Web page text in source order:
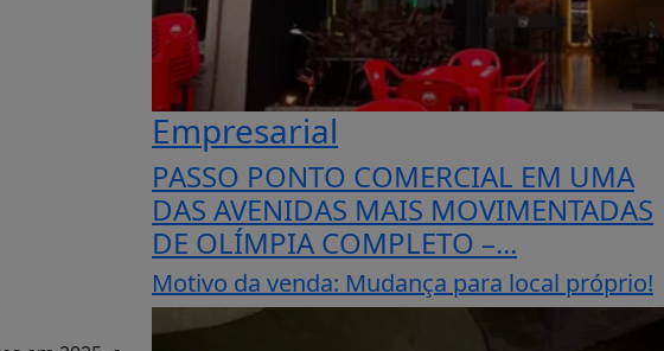
Empresarial
PASSO PONTO COMERCIAL EM UMA
DAS AVENIDAS MAIS MOVIMENTADAS
DE OLÍMPIA COMPLETO –...
Motivo da venda: Mudança para local próprio!